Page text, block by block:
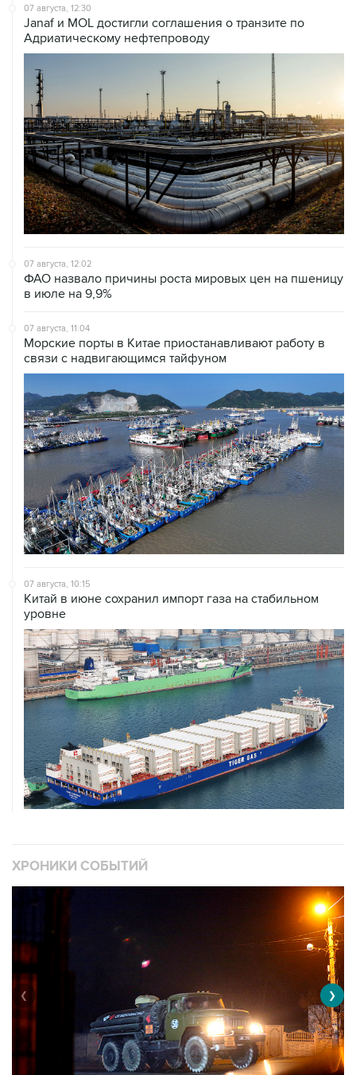
07 августа, 12:30
Janaf и MOL достигли соглашения о транзите по
Адриатическому нефтепроводу
07 августа, 12:02
ФАО назвало причины роста мировых цен на пшеницу
в июле на 9,9%
07 августа, 11:04
Морские порты в Китае приостанавливают работу в
связи с надвигающимся тайфуном
07 августа, 10:15
Китай в июне сохранил импорт газа на стабильном
уровне
ХРОНИКИ СОБЫТИЙ
❮ ❯